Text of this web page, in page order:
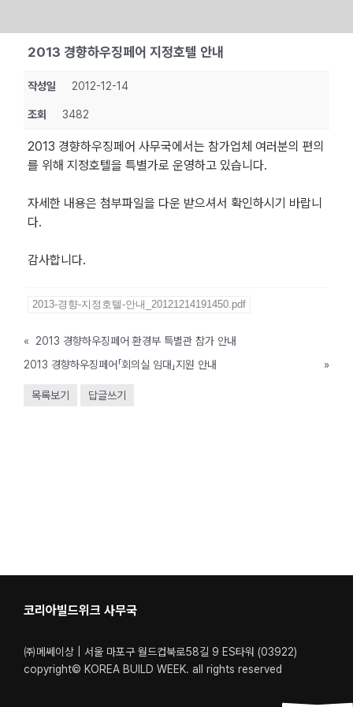
content
2013 경향하우징페어 지정호텔 안내
작성일 2012-12-14
조회 3482
2013 경향하우징페어 사무국에서는 참가업체 여러분의 편의
를 위해 지정호텔을 특별가로 운영하고 있습니다.
자세한 내용은 첨부파일을 다운 받으셔서 확인하시기 바랍니
다.
감사합니다.
2013-경향-지정호텔-안내_20121214191450.pdf
«
2013 경향하우징페어 환경부 특별관 참가 안내
2013 경향하우징페어「회의실 임대」지원 안내
»
목록보기 답글쓰기
코리아빌드위크 사무국
㈜메쎄이상 | 서울 마포구 월드컵북로58길 9 ES타워 (03922)
copyright© KOREA BUILD WEEK. all rights reserved